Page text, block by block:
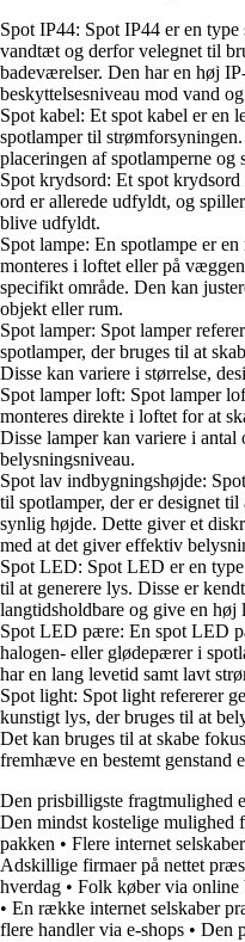
Spot IP44: Spot IP44 er en
vandtæt og derfor velegnet til
badeværelser. Den har en høj
beskyttelsesniveau mod vand
Spot kabel: Et spot kabel er en
spotlamper til
placeringen af spotlamperne og
Spot krydsord: Et spot
ord er allerede udfyldt, og
blive udfyldt.
Spot lampe: En spotlampe er
monteres i loftet eller på
specifikt område. Den kan
objekt eller rum.
Spot lamper: Spot lamper
spotlamper, der bruges til at
Disse kan variere i størrelse,
Spot lamper loft: Spot lamper
monteres direkte i loftet for at
Disse lamper kan variere i
belysningsniveau.
Spot lav indbygningshøjde:
til spotlamper, der er designet
synlig højde. Dette giver et
med at det giver effektiv
Spot LED: Spot LED er en
til at generere lys. Disse er
langtidsholdbare og give en høj
Spot LED pære: En spot LED
halogen- eller glødepærer i
har en lang levetid samt lavt
Spot light: Spot light refererer
kunstigt lys, der bruges til at
Det kan bruges til at skabe
fremhæve en bestemt genstand
Den prisbilligste fragtmulighed
Den mindst kostelige mulighed
pakken • Flere internet
Adskillige firmaer på nettet
hverdag • Folk køber via online
• En række internet selskaber
flere handler via e-shops • Den